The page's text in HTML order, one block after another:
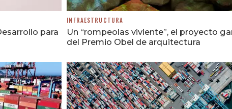
para
INFRAESTRUCTURA
Un “rompeolas viviente”, el proyecto
del Premio Obel de arquitectura